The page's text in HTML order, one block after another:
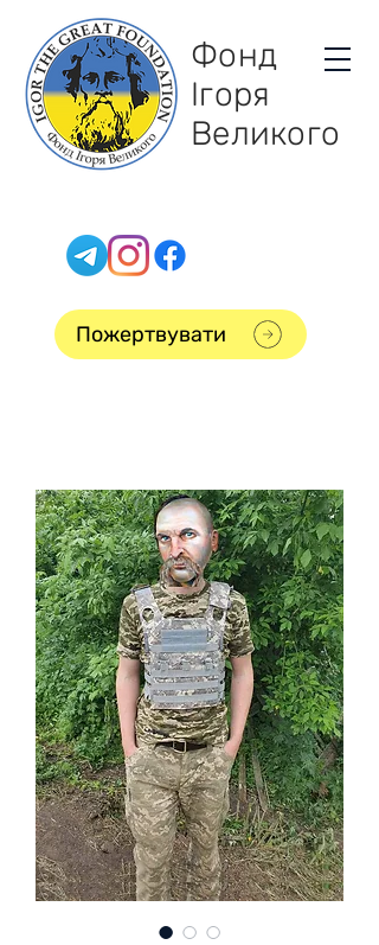
Фонд
Ігоря
Великого
Пожертвувати